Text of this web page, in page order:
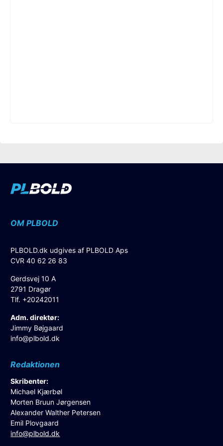
OM PLBOLD
PLBOLD.dk udgives af PLBOLD Aps
CVR 40 62 26 83
Gerdsvej 10 A
2791 Dragør
Tlf. +20242011
Adm. direktør:
Jimmy Bøjgaard
info@plbold.dk
Redaktionen
Skribenter:
Michael Kjærbøl
Morten Bruun Jørgensen
Alexander Walther Petersen
Emil Plovgaard
info@plbold.dk